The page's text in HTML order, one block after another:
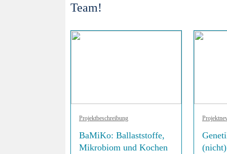
Team!
Projektbeschreibung
BaMiKo: Ballaststoffe,
Mikrobiom und Kochen